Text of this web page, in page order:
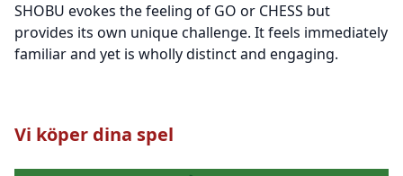
SHOBU evokes the feeling of GO or CHESS but
provides its own unique challenge. It feels immediately
familiar and yet is wholly distinct and engaging.
Vi köper dina spel